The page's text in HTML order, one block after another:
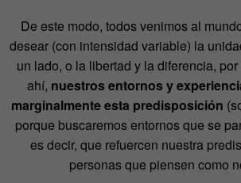
De este modo, todos venimos al
desear (con intensidad variable) la
un lado, o la libertad y la diferencia,
ahí, nuestros entornos y
marginalmente esta predisposición
porque buscaremos entornos que se
es decir, que refuercen nuestra
personas que piensen como